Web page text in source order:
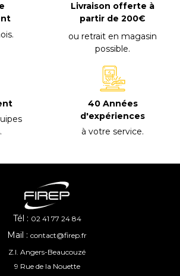
.
Livraison offerte à
partir de 200€
ou retrait en magasin
possible.
.
40 Années
d'expériences
à votre service.
Tél : 02 41 77 24 84
Mail : contact@firep.fr
Z.I. Angers-Beaucouzé
9 Rue de la Nouette